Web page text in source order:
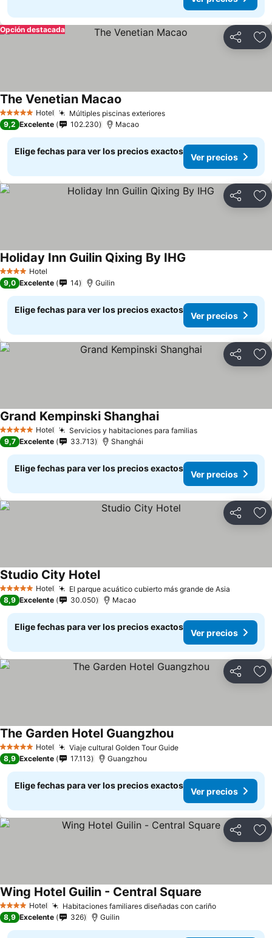
Compartir
Opción destacada
5 Estrellas Hotel Múltiples piscinas exteriores
The Venetian Macao
9,2 Excelente 102.230 Macao
Elige fechas para ver los precios exactos
Ver precios
Compartir
4 EstrellasHotel
Holiday Inn Guilin Qixing By IHG
9,0 Excelente 14 Guilin
Elige fechas para ver los precios exactos
Ver precios
Compartir
5 Estrellas Hotel Servicios y habitaciones para familias
Grand Kempinski Shanghai
9,7 Excelente 33.713 Shanghái
Elige fechas para ver los precios exactos
Ver precios
Compartir
5 Estrellas Hotel El parque acuático cubierto más grande de Asia
Studio City Hotel
8,9 Excelente 30.050 Macao
Elige fechas para ver los precios exactos
Ver precios
Compartir
5 Estrellas Hotel Viaje cultural Golden Tour Guide
The Garden Hotel Guangzhou
8,9 Excelente 17.113 Guangzhou
Elige fechas para ver los precios exactos
Ver precios
Compartir
4 EstrellasHotel Habitaciones familiares diseñadas con cariño
Wing Hotel Guilin - Central Square
8,9 Excelente 326 Guilin